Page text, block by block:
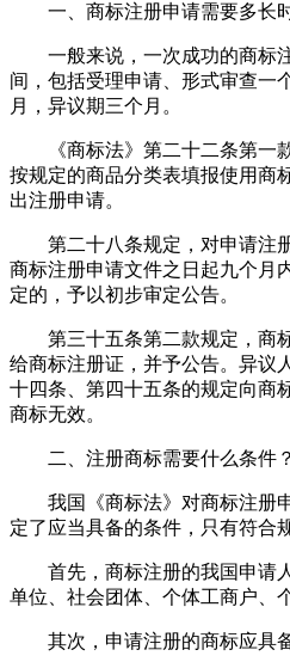
一、商标注册申请需要多长
一般来说，一次成功的商标
间，包括受理申请、形式审查一
月，异议期三个月。
《商标法》第二十二条第一
按规定的商品分类表填报使用商
出注册申请。
第二十八条规定，对申请注册
商标注册申请文件之日起九个月
定的，予以初步审定公告。
第三十五条第二款规定，商
给商标注册证，并予公告。异议
十四条、第四十五条的规定向商
商标无效。
二、注册商标需要什么条件？
我国《商标法》对商标注册
定了应当具备的条件，只有符合
首先，商标注册的我国申请
单位、社会团体、个体工商户、
其次，申请注册的商标应具备